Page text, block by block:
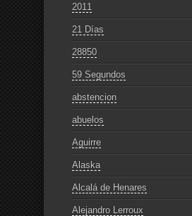
2011
21 Días
28850
59 Segundos
abstencion
abuelos
Aguirre
Alaska
Alcalá de Henares
Alejandro Lerroux